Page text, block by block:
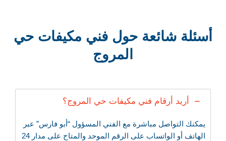
أسئلة شائعة حول فني مكيفات حي
المروج
أريد أرقام فني مكيفات حي المروج؟
يمكنك التواصل مباشرة مع الفني المسؤول “أبو فارس” عبر
الهاتف أو الواتساب على الرقم الموحد والمتاح على مدار 24